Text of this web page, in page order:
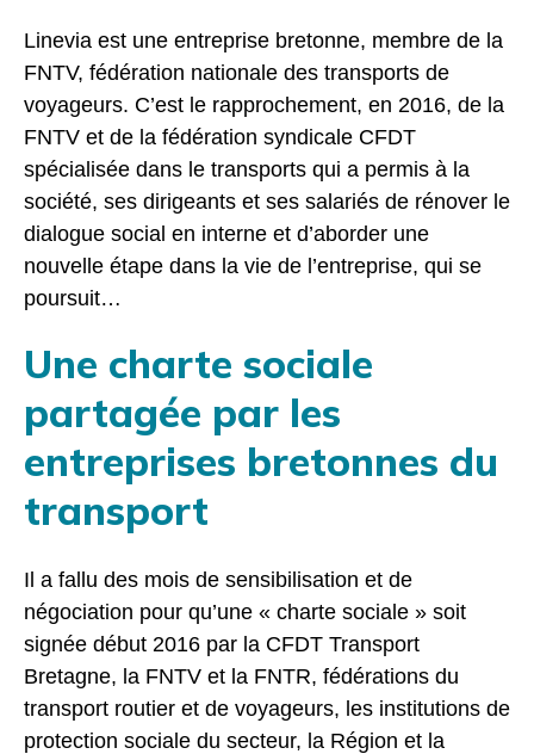
Linevia est une entreprise bretonne, membre de la
FNTV, fédération nationale des transports de
voyageurs. C’est le rapprochement, en 2016, de la
FNTV et de la fédération syndicale CFDT
spécialisée dans le transports qui a permis à la
société, ses dirigeants et ses salariés de rénover le
dialogue social en interne et d’aborder une
nouvelle étape dans la vie de l’entreprise, qui se
poursuit…
Une charte sociale
partagée par les
entreprises bretonnes du
transport
Il a fallu des mois de sensibilisation et de
négociation pour qu’une « charte sociale » soit
signée début 2016 par la CFDT Transport
Bretagne, la FNTV et la FNTR, fédérations du
transport routier et de voyageurs, les institutions de
protection sociale du secteur, la Région et la